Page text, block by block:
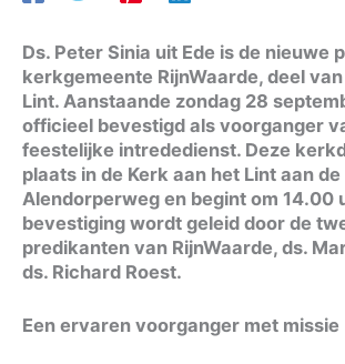
Ds. Peter Sinia uit Ede is de nieuwe
kerkgemeente RijnWaarde, deel
Lint. Aanstaande zondag 28
officieel bevestigd als voorganger
feestelijke intrededienst. Deze
plaats in de Kerk aan het Lint aan de
Alendorperweg en begint om 14.00
bevestiging wordt geleid door de
predikanten van RijnWaarde, ds.
ds. Richard Roest.
Een ervaren voorganger met missie